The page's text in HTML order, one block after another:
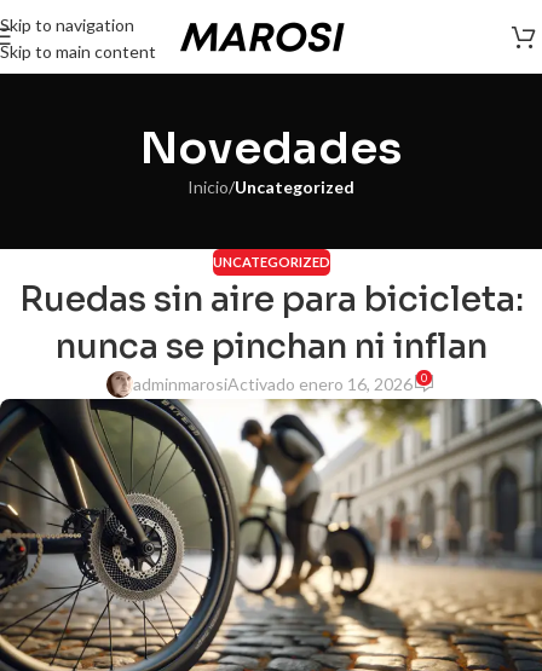
Skip to navigation
Skip to main content
Novedades
Inicio/Uncategorized
UNCATEGORIZED
Ruedas sin aire para bicicleta:
nunca se pinchan ni inflan
adminmarosiActivado enero 16, 2026 0